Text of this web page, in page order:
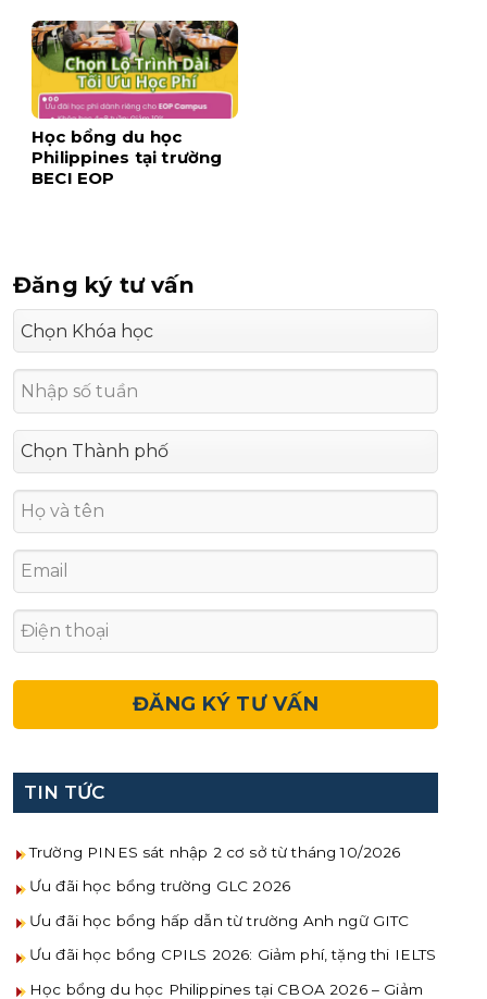
Học bổng du học
Philippines tại trường
BECI EOP
Đăng ký tư vấn
TIN TỨC
Trường PINES sát nhập 2 cơ sở từ tháng 10/2026
Ưu đãi học bổng trường GLC 2026
Ưu đãi học bổng hấp dẫn từ trường Anh ngữ GITC
Ưu đãi học bổng CPILS 2026: Giảm phí, tặng thi IELTS
Học bổng du học Philippines tại CBOA 2026 – Giảm